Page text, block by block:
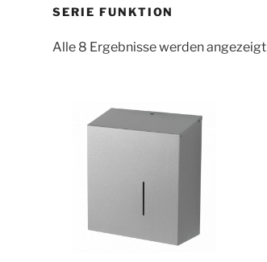
SERIE FUNKTION
Alle 8 Ergebnisse werden angezeigt